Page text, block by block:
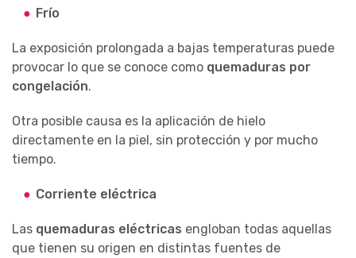
Frío
La exposición prolongada a bajas temperaturas puede
provocar lo que se conoce como quemaduras por
congelación.
Otra posible causa es la aplicación de hielo
directamente en la piel, sin protección y por mucho
tiempo.
Corriente eléctrica
Las quemaduras eléctricas engloban todas aquellas
que tienen su origen en distintas fuentes de